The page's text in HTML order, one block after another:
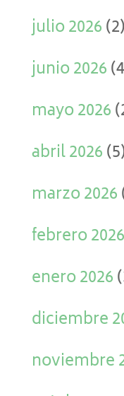
julio 2026(2)
junio 2026
mayo 2026
abril 2026
marzo 2026
febrero 2026
enero 2026
diciembre
noviembre